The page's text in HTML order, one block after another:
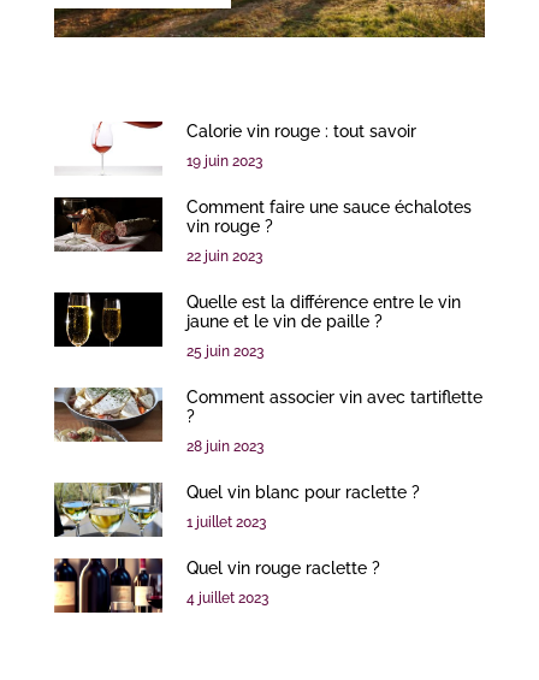
Calorie vin rouge : tout savoir
19 juin 2023
Comment faire une sauce échalotes
vin rouge ?
22 juin 2023
Quelle est la différence entre le vin
jaune et le vin de paille ?
25 juin 2023
Comment associer vin avec tartiflette
?
28 juin 2023
Quel vin blanc pour raclette ?
1 juillet 2023
Quel vin rouge raclette ?
4 juillet 2023